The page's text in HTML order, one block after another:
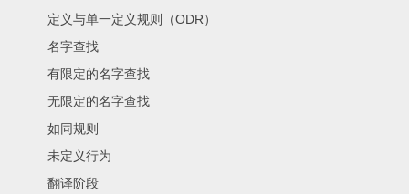
定义与单一定义规则（ODR）
名字查找
有限定的名字查找
无限定的名字查找
如同规则
未定义行为
翻译阶段